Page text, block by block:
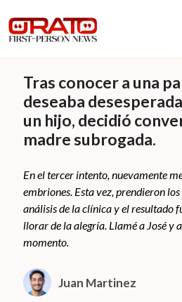
Tras conocer a una
deseaba
un hijo, decidió
madre subrogada.
En el tercer intento, nuevamente
embriones. Esta vez, prendieron
análisis de la clínica y el resultado
llorar de la alegría. Llamé a José y
momento.
Juan Martinez